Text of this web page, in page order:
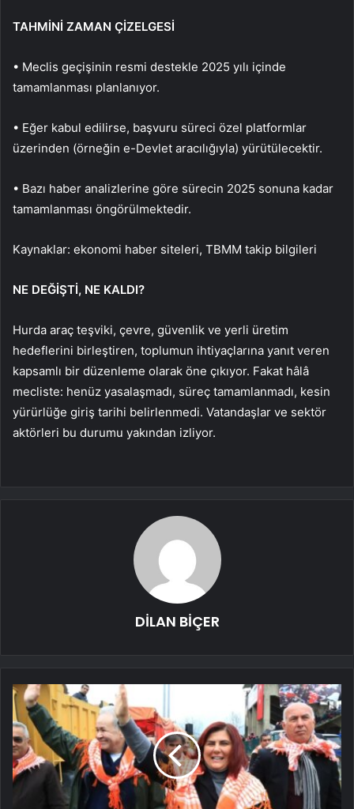
TAHMİNİ ZAMAN ÇİZELGESİ
• Meclis geçişinin resmi destekle 2025 yılı içinde
tamamlanması planlanıyor.
• Eğer kabul edilirse, başvuru süreci özel platformlar
üzerinden (örneğin e-Devlet aracılığıyla) yürütülecektir.
• Bazı haber analizlerine göre sürecin 2025 sonuna kadar
tamamlanması öngörülmektedir.
Kaynaklar: ekonomi haber siteleri, TBMM takip bilgileri
NE DEĞİŞTİ, NE KALDI?
Hurda araç teşviki, çevre, güvenlik ve yerli üretim
hedeflerini birleştiren, toplumun ihtiyaçlarına yanıt veren
kapsamlı bir düzenleme olarak öne çıkıyor. Fakat hâlâ
mecliste: henüz yasalaşmadı, süreç tamamlanmadı, kesin
yürürlüğe giriş tarihi belirlenmedi. Vatandaşlar ve sektör
aktörleri bu durumu yakından izliyor.
DİLAN BİÇER